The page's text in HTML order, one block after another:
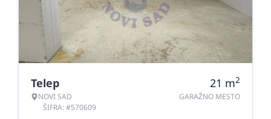
Telep
NOVI SAD
ŠIFRA: #570609
21 m2
GARAŽNO MESTO